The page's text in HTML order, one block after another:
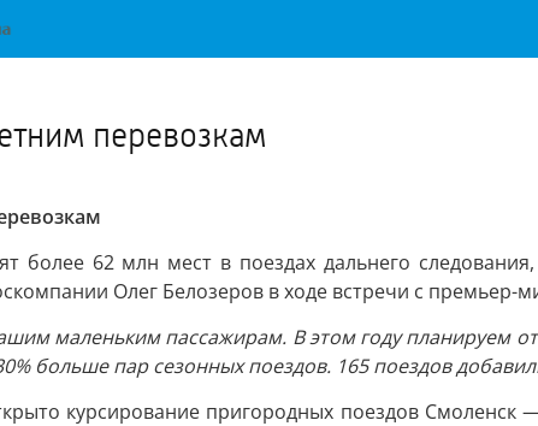
перевозкам
более 62 млн мест в поездах дальнего
Олег Белозеров в ходе встречи с премьер-
маленьким пассажирам. В этом году планируем
больше пар сезонных поездов. 165 поездов
курсирование пригородных поездов